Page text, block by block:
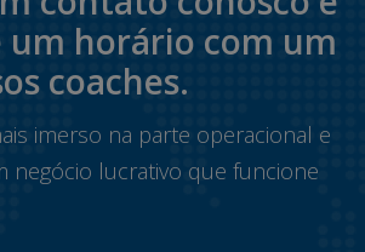
um horário com um
coaches.
imerso na parte operacional e
negócio lucrativo que funcione